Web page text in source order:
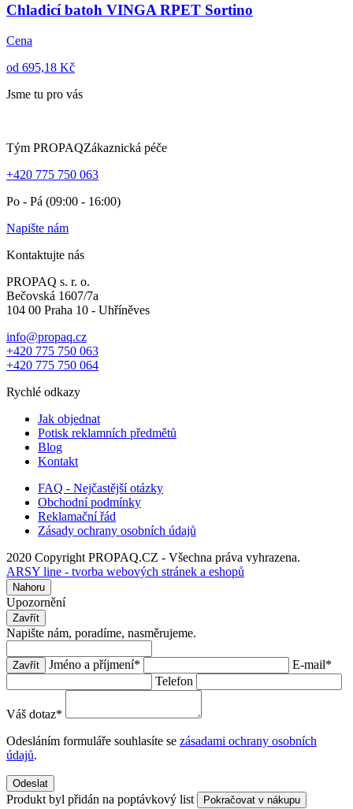
Chladicí batoh VINGA RPET Sortino
Cena
od 695,18 Kč
Jsme tu pro vás
Tým PROPAQZákaznická péče
+420 775 750 063
Po - Pá (09:00 - 16:00)
Napište nám
Kontaktujte nás
PROPAQ s. r. o.
Bečovská 1607/7a
104 00 Praha 10 - Uhříněves
info@propaq.cz
+420 775 750 063
+420 775 750 064
Rychlé odkazy
Jak objednat
Potisk reklamních předmětů
Blog
Kontakt
FAQ - Nejčastější otázky
Obchodní podmínky
Reklamační řád
Zásady ochrany osobních údajů
2020 Copyright PROPAQ.CZ - Všechna práva vyhrazena.
ARSY line - tvorba webových stránek a eshopů
Nahoru
Upozornění
Zavřít
Napište nám, poradíme, nasměrujeme.
Zavřít Jméno a příjmení* E-mail*
Telefon
Váš dotaz*
Odesláním formuláře souhlasíte se zásadami ochrany osobních
údajů.
Odeslat
Produkt byl přidán na poptávkový list Pokračovat v nákupu